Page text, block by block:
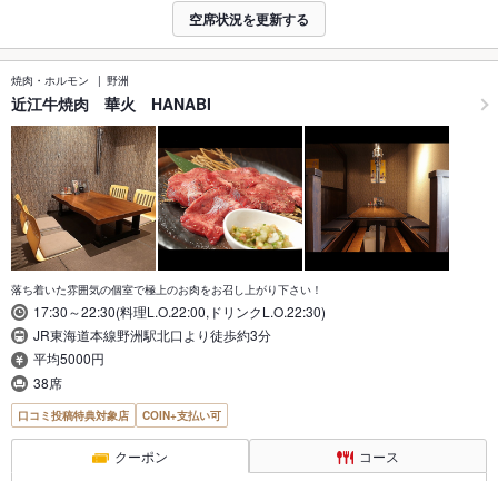
空席状況を更新する
焼肉・ホルモン 野洲
近江牛焼肉 華火 HANABI
落ち着いた雰囲気の個室で極上のお肉をお召し上がり下さい！
17:30～22:30(料理L.O.22:00,ドリンクL.O.22:30)
JR東海道本線野洲駅北口より徒歩約3分
平均5000円
38席
口コミ投稿特典対象店 COIN+支払い可
クーポン コース